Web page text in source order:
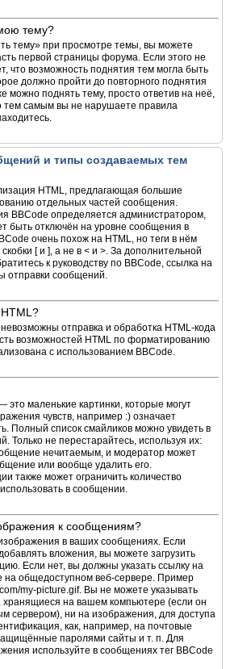
тему?
тему» при просмотре темы, вы можете
первой страницы форума. Если этого не
что возможность поднятия тем могла быть
должно пройти до повторного поднятия
можно поднять тему, просто ответив на неё,
тем самым вы не нарушаете правила
и типы создаваемых тем
HTML, предлагающая большие
отдельных частей сообщения.
BBCode определяется администратором,
быть отключён на уровне сообщения в
очень похож на HTML, но теги в нём
[ и ], а не в < и >. За дополнительной
к руководству по BBCode, ссылка на
отправки сообщений.
отправка и обработка HTML-кода
возможностей HTML по форматированию
с использованием BBCode.
маленькие картинки, которые могут
чувств, например :) означает
Полный список смайликов можно увидеть в
Только не перестарайтесь, используя их:
нечитаемым, и модератор может
или вообще удалить его.
также может ограничить количество
в сообщении.
к сообщениям?
в ваших сообщениях. Если
вложения, вы можете загрузить
Если нет, вы должны указать ссылку на
на общедоступном веб-сервере. Пример
my-picture.gif. Вы не можете указывать
хранящиеся на вашем компьютере (если он
сервером), ни на изображения, для доступа
как, например, на почтовые
паролями сайты и т. п. Для
используйте в сообщениях тег BBCode